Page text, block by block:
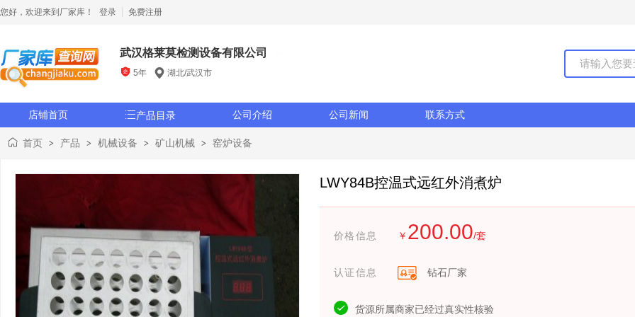
您好，欢迎来到厂家库！ 登录 免费注册
武汉格莱莫检测设备有限公司
5年  湖北/武汉市
店铺首页 产品目录 公司介绍 公司新闻 联系方式
首页 > 产品 > 机械设备 > 矿山机械 > 窑炉设备
LWY84B控温式远红外消煮炉
价格信息 ￥ 200.00/套
认证信息 钻石厂家
货源所属商家已经过真实性核验